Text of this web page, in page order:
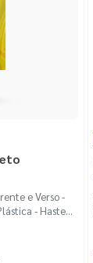
e Verso -
- Haste